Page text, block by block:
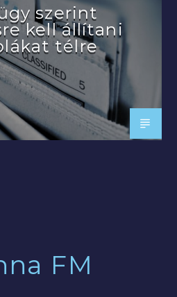
szerint
kell állítani
télre
FM